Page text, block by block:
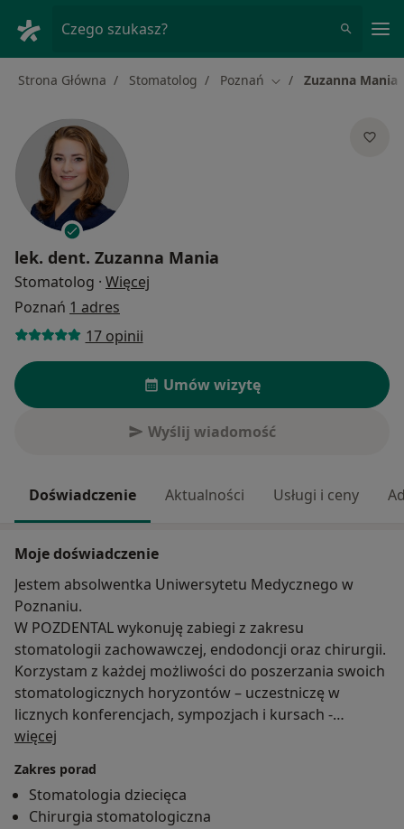
Czego szukasz?
Strona Główna Stomatolog Poznań Zmień miasto
Zuzanna Mania
lek. dent. Zuzanna Mania
Stomatolog · Więcej
Poznań 1 adres
17 opinii
Umów wizytę
Wyślij wiadomość
Doświadczenie Aktualności Usługi i ceny
Moje doświadczenie
Jestem absolwentka Uniwersytetu Medycznego w
Poznaniu.
W POZDENTAL wykonuję zabiegi z zakresu
stomatologii zachowawczej, endodoncji oraz chirurgii.
Korzystam z każdej możliwości do poszerzania swoich
stomatologicznych horyzontów – uczestniczę w
licznych konferencjach, sympozjach i kursach -
wszystko po to, by jak najlepiej dbać o zdrowie i piękne
zaufanie, dlatego staram się zaopiekować każdą
osobą najlepiej jak potrafię.
więcej
Zakres porad
Stomatologia dziecięca
Chirurgia stomatologiczna